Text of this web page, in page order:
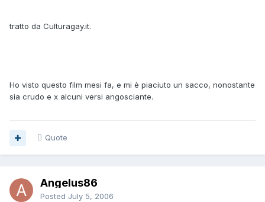
tratto da Culturagay.it.
Ho visto questo film mesi fa, e mi è piaciuto un sacco, nonostante
sia crudo e x alcuni versi angosciante.
Quote
Angelus86
Posted July 5, 2006